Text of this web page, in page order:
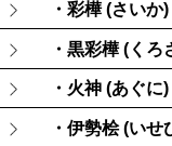
・彩樺 (さいか)
・黒彩樺 (くろ
・火神 (あぐに)
・伊勢桧 (いせ